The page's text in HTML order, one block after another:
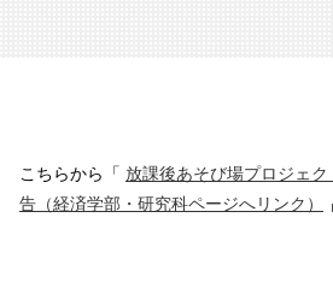
こちらから「 放課後あそび場プロジェ
告（経済学部・研究科ページへリンク）